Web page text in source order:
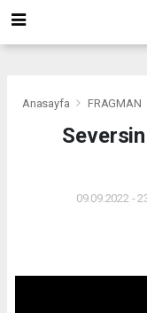
Anasayfa FRAGMAN
09.09.2022 -